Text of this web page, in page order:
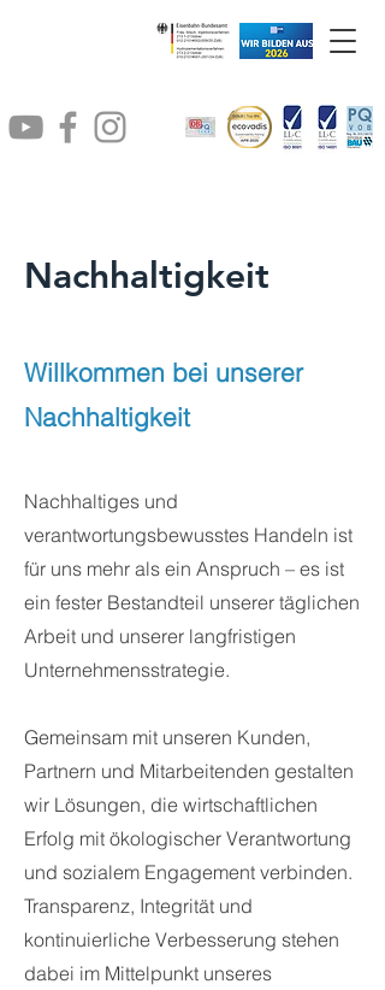
Nachhaltigkeit
Willkommen bei unserer
Nachhaltigkeit
Nachhaltiges und
verantwortungsbewusstes Handeln ist
für uns mehr als ein Anspruch – es ist
ein fester Bestandteil unserer täglichen
Arbeit und unserer langfristigen
Unternehmensstrategie.
Gemeinsam mit unseren Kunden,
Partnern und Mitarbeitenden gestalten
wir Lösungen, die wirtschaftlichen
Erfolg mit ökologischer Verantwortung
und sozialem Engagement verbinden.
Transparenz, Integrität und
kontinuierliche Verbesserung stehen
dabei im Mittelpunkt unseres